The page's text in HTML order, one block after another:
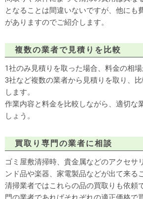
となることは間違いないですが、他にも
がありますのでご紹介します。
複数の業者で見積りを比較
1社のみ見積りを取った場合、料金の相
3社など複数の業者から見積りを取り、
します。
作業内容と料金を比較しながら、適切な
しょう。
買取り専門の業者に相談
ゴミ屋敷清掃時、貴金属などのアクセサ
ンド品や楽器、家電製品などが出て来る
清掃業者ではこれらの品の買取りも依頼